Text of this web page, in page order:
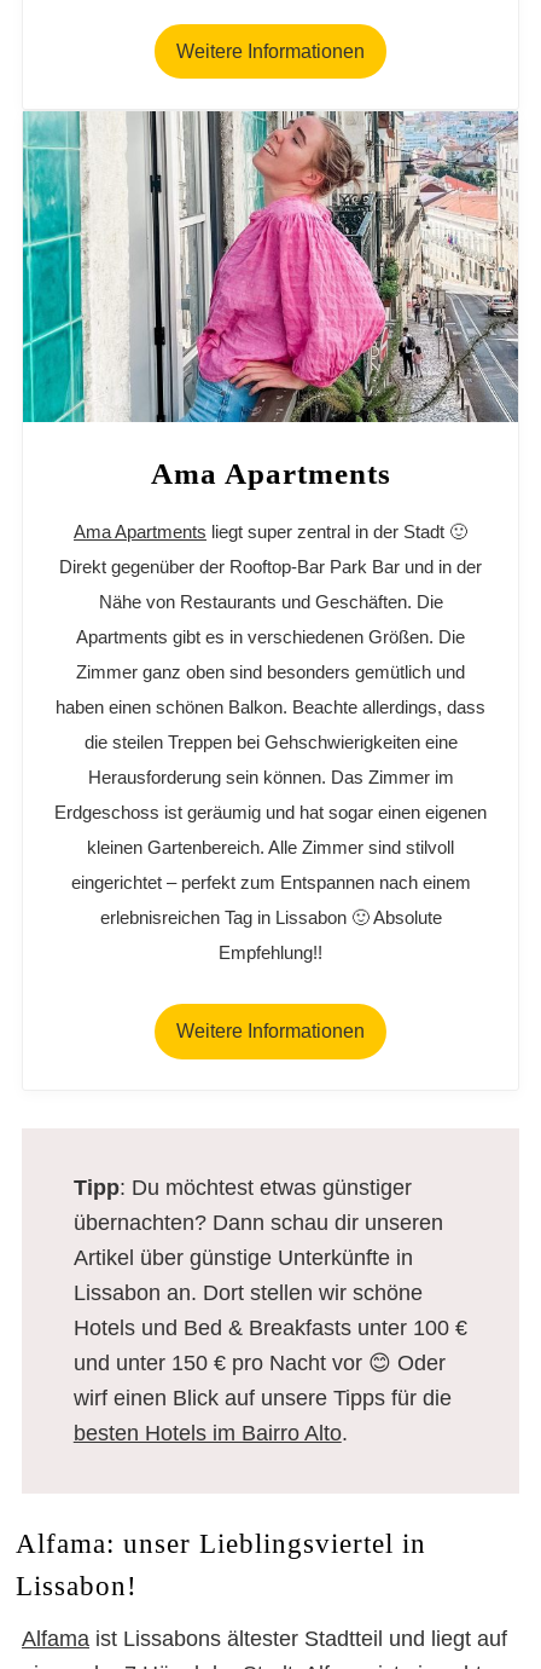
Weitere Informationen
Ama Apartments
Ama Apartments liegt super zentral in der Stadt 🙂
Direkt gegenüber der Rooftop-Bar Park Bar und in der
Nähe von Restaurants und Geschäften. Die
Apartments gibt es in verschiedenen Größen. Die
Zimmer ganz oben sind besonders gemütlich und
haben einen schönen Balkon. Beachte allerdings, dass
die steilen Treppen bei Gehschwierigkeiten eine
Herausforderung sein können. Das Zimmer im
Erdgeschoss ist geräumig und hat sogar einen eigenen
kleinen Gartenbereich. Alle Zimmer sind stilvoll
eingerichtet – perfekt zum Entspannen nach einem
erlebnisreichen Tag in Lissabon 🙂 Absolute
Empfehlung!!
Weitere Informationen
Tipp: Du möchtest etwas günstiger
übernachten? Dann schau dir unseren
Artikel über günstige Unterkünfte in
Lissabon an. Dort stellen wir schöne
Hotels und Bed & Breakfasts unter 100 €
und unter 150 € pro Nacht vor 😊 Oder
wirf einen Blick auf unsere Tipps für die
besten Hotels im Bairro Alto.
Alfama: unser Lieblingsviertel in
Lissabon!
Alfama ist Lissabons ältester Stadtteil und liegt auf